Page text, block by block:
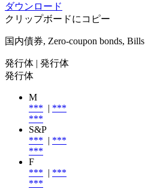
ダウンロード
クリップボードにコピー
国内債券, Zero-coupon bonds, Bills
発行体 | 発行体
発行体
M
*** | ***
***
S&P
*** | ***
***
F
*** | ***
***